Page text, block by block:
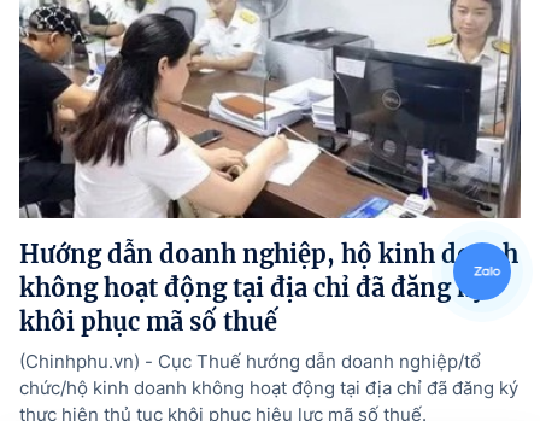
Hướng dẫn doanh nghiệp, hộ kinh doanh
không hoạt động tại địa chỉ đã đăng ký
khôi phục mã số thuế
(Chinhphu.vn) - Cục Thuế hướng dẫn doanh nghiệp/tổ
chức/hộ kinh doanh không hoạt động tại địa chỉ đã đăng ký
thực hiện thủ tục khôi phục hiệu lực mã số thuế.